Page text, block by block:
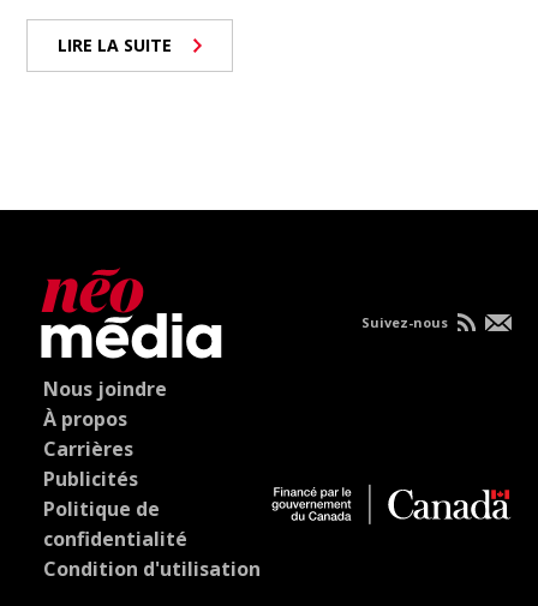
LIRE LA SUITE
Nous joindre
À propos
Carrières
Publicités
Politique de
confidentialité
Condition d'utilisation
Suivez-nous